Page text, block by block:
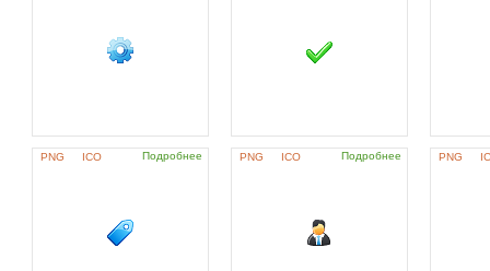
PNG ICO Подробнее PNG ICO Подробнее PNG